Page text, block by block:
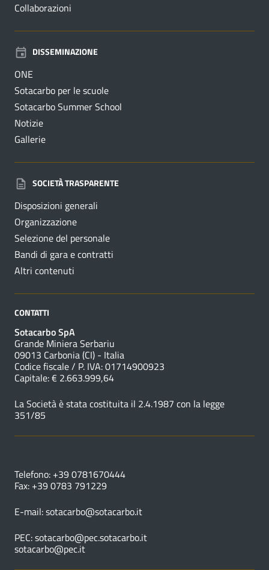
Collaborazioni
DISSEMINAZIONE
ONE
Sotacarbo per le scuole
Sotacarbo Summer School
Notizie
Gallerie
SOCIETÀ TRASPARENTE
Disposizioni generali
Organizzazione
Selezione del personale
Bandi di gara e contratti
Altri contenuti
CONTATTI
Sotacarbo SpA
Grande Miniera Serbariu
09013 Carbonia (CI) - Italia
Codice fiscale / P. IVA: 01714900923
Capitale: € 2.663.999,64
La Società è stata costituita il 2.4.1987 con la legge
351/85
Telefono: +39 0781670444
Fax: +39 0783 791229
E-mail:sotacarbo@sotacarbo.it
PEC:sotacarbo@pec.sotacarbo.it
sotacarbo@pec.it